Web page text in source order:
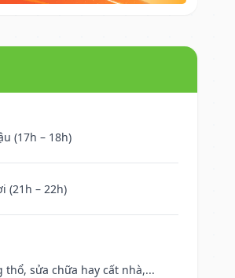
(17h – 18h)
(21h – 22h)
sửa chữa hay cất nhà,...